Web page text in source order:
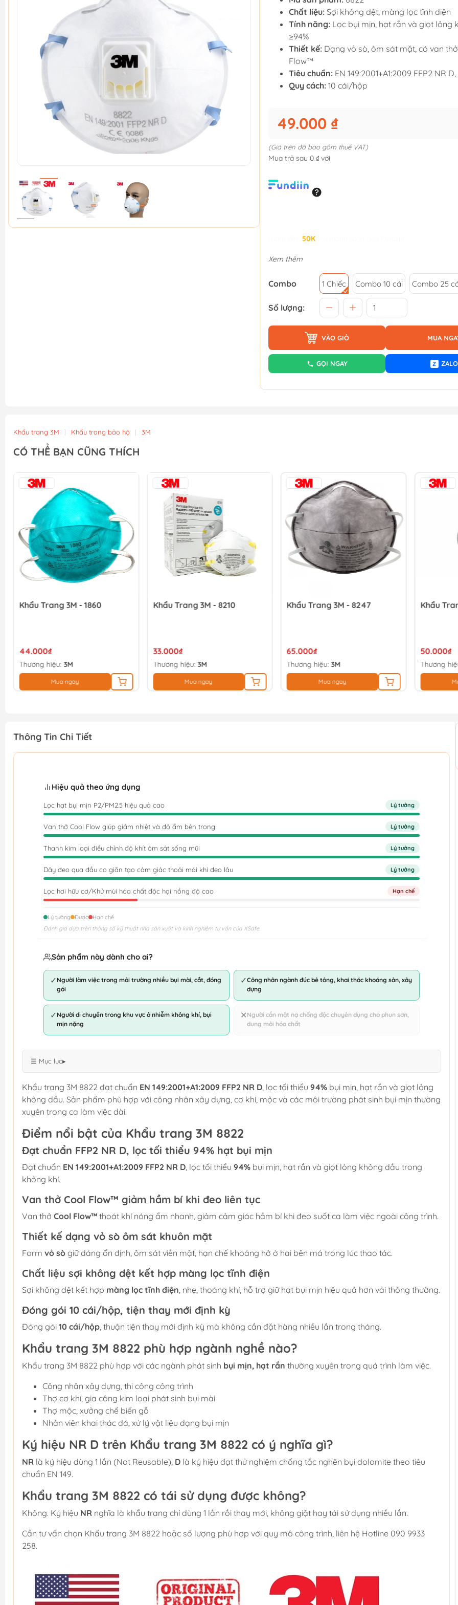
Chất liệu: Sợi không dệt, màng lọc tĩnh điện
Tính năng: Lọc bụi mịn, hạt rắn và giọt lỏng
≥94%
Thiết kế: Dạng vỏ sò, ôm sát mặt, có van
Flow™
Tiêu chuẩn: EN 149:2001+A1:2009 FFP2 NR D,
Quy cách: 10 cái/hộp
49.000 ₫
(Giá trên đã bao gồm thuế VAT)
Mua trả sau 0 ₫ với
50K
Xem thêm
Combo 1 Chiếc Combo 10 cái Combo 25
Số lượng:
VÀO GIỎ MUA
GỌI NGAY Z ZALO
Khẩu trang 3M | Khẩu trang bảo hộ | 3M
CÓ THỂ BẠN CŨNG THÍCH
Khẩu Trang 3M - 1860
44.000₫
Thương hiệu: 3M
Mua ngay
Khẩu Trang 3M - 8210
33.000₫
Thương hiệu: 3M
Mua ngay
Khẩu Trang 3M - 8247
65.000₫
Thương hiệu: 3M
Mua ngay
Khẩu
50.000₫
Thương
Thông Tin Chi Tiết
Hiệu quả theo ứng dụng
Lọc hạt bụi mịn P2/PM2.5 hiệu quả cao Lý tưởng
Van thở Cool Flow giúp giảm nhiệt và độ ẩm bên trong Lý tưởng
Thanh kim loại điều chỉnh độ khít ôm sát sống mũi Lý tưởng
Dây đeo qua đầu co giãn tạo cảm giác thoải mái khi đeo lâu Lý tưởng
Lọc hơi hữu cơ/Khử mùi hóa chất độc hại nồng độ cao Hạn chế
Lý tưởng Được
Hạn chế
Đánh giá dựa trên thông số kỹ thuật nhà sản xuất và kinh nghiệm tư vấn của XSafe.
Sản phẩm này dành cho ai?
✓ Người làm việc trong môi trường nhiều bụi mài, cắt, đóng
gói
✓Công nhân ngành đúc bê tông, khai thác khoáng sản, xây
dựng
✓ Người di chuyển trong khu vực ô nhiễm không khí, bụi
mịn nặng
✕ Người cần mặt nạ chống độc chuyên dụng cho phun sơn,
dung môi hóa chất
☰ Mục lục▸
Khẩu trang 3M 8822 đạt chuẩn EN 149:2001+A1:2009 FFP2 NR D, lọc tối thiểu 94% bụi mịn, hạt rắn và giọt lỏng
không dầu. Sản phẩm phù hợp với công nhân xây dựng, cơ khí, mộc và các môi trường phát sinh bụi mịn thường
xuyên trong ca làm việc dài.
Điểm nổi bật của Khẩu trang 3M 8822
Đạt chuẩn FFP2 NR D, lọc tối thiểu 94% hạt bụi mịn
Đạt chuẩn EN 149:2001+A1:2009 FFP2 NR D, lọc tối thiểu 94% bụi mịn, hạt rắn và giọt lỏng không dầu trong
không khí.
Van thở Cool Flow™ giảm hầm bí khi đeo liên tục
Van thở Cool Flow™ thoát khí nóng ẩm nhanh, giảm cảm giác hầm bí khi đeo suốt ca làm việc ngoài công trình.
Thiết kế dạng vỏ sò ôm sát khuôn mặt
Form vỏ sò giữ dáng ổn định, ôm sát viền mặt, hạn chế khoảng hở ở hai bên má trong lúc thao tác.
Chất liệu sợi không dệt kết hợp màng lọc tĩnh điện
Sợi không dệt kết hợp màng lọc tĩnh điện, nhẹ, thoáng khí, hỗ trợ giữ hạt bụi mịn hiệu quả hơn vải thông thường.
Đóng gói 10 cái/hộp, tiện thay mới định kỳ
Đóng gói 10 cái/hộp, thuận tiện thay mới định kỳ mà không cần đặt hàng nhiều lần trong tháng.
Khẩu trang 3M 8822 phù hợp ngành nghề nào?
Khẩu trang 3M 8822 phù hợp với các ngành phát sinh bụi mịn, hạt rắn thường xuyên trong quá trình làm việc.
Công nhân xây dựng, thi công công trình
Thợ cơ khí, gia công kim loại phát sinh bụi mài
Thợ mộc, xưởng chế biến gỗ
Nhân viên khai thác đá, xử lý vật liệu dạng bụi mịn
Ký hiệu NR D trên Khẩu trang 3M 8822 có ý nghĩa gì?
NR là ký hiệu dùng 1 lần (Not Reusable), D là ký hiệu đạt thử nghiệm chống tắc nghẽn bụi dolomite theo tiêu
chuẩn EN 149.
Khẩu trang 3M 8822 có tái sử dụng được không?
Không. Ký hiệu NR nghĩa là khẩu trang chỉ dùng 1 lần rồi thay mới, không giặt hay tái sử dụng nhiều lần.
Cần tư vấn chọn Khẩu trang 3M 8822 hoặc số lượng phù hợp với quy mô công trình, liên hệ Hotline 090 9933
258.